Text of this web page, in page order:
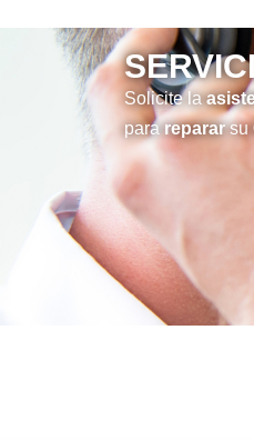
Solicite la
pararepararsu